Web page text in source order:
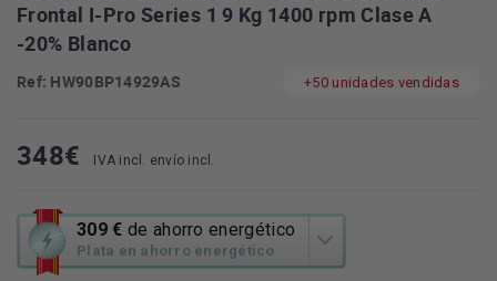
Frontal I-Pro Series 1 9 Kg 1400 rpm Clase A
-20% Blanco
Ref: HW90BP14929AS +50 unidades vendidas
348€ IVA incl. envío incl.
309 € de ahorro energético
Plata en ahorro energético
Esta
acción
abrirá